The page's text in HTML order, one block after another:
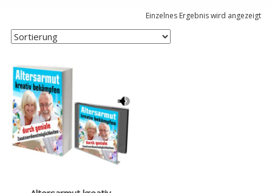
Einzelnes Ergebnis wird angezeigt